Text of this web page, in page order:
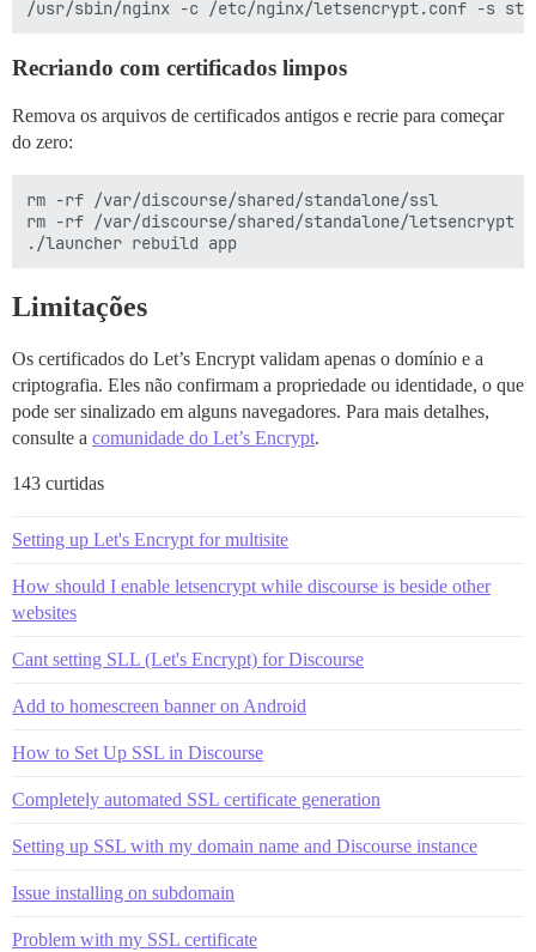
Recriando com certificados limpos
Remova os arquivos de certificados antigos e recrie para começar
do zero:
rm -rf /var/discourse/shared/standalone/ssl
rm -rf /var/discourse/shared/standalone/letsencrypt
Limitações
Os certificados do Let’s Encrypt validam apenas o domínio e a
criptografia. Eles não confirmam a propriedade ou identidade, o que
pode ser sinalizado em alguns navegadores. Para mais detalhes,
consulte a comunidade do Let’s Encrypt.
143 curtidas
Setting up Let's Encrypt for multisite
How should I enable letsencrypt while discourse is beside other
websites
Cant setting SLL (Let's Encrypt) for Discourse
Add to homescreen banner on Android
How to Set Up SSL in Discourse
Completely automated SSL certificate generation
Setting up SSL with my domain name and Discourse instance
Issue installing on subdomain
Problem with my SSL certificate